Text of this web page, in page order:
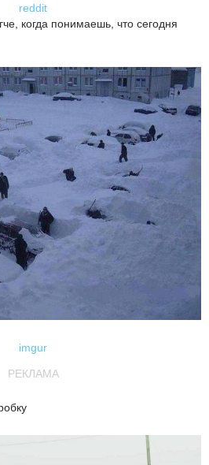
reddit
когда понимаешь, что сегодня
imgur
РЕКЛАМА